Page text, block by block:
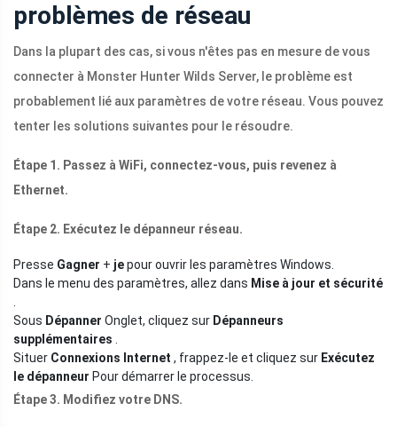
problèmes de réseau
Dans la plupart des cas, si vous n'êtes pas en mesure de vous
connecter à Monster Hunter Wilds Server, le problème est
probablement lié aux paramètres de votre réseau. Vous pouvez
tenter les solutions suivantes pour le résoudre.
Étape 1. Passez à WiFi, connectez-vous, puis revenez à
Ethernet.
Étape 2. Exécutez le dépanneur réseau.
Presse Gagner + jepour ouvrir les paramètres Windows.
Dans le menu des paramètres, allez dans Mise à jour et sécurité
Sous Dépanner Onglet, cliquez sur Dépanneurs
supplémentaires
Situer Connexions Internet , frappez-le et cliquez sur Exécutez
le dépanneur Pour démarrer le processus.
Étape 3. Modifiez votre DNS.